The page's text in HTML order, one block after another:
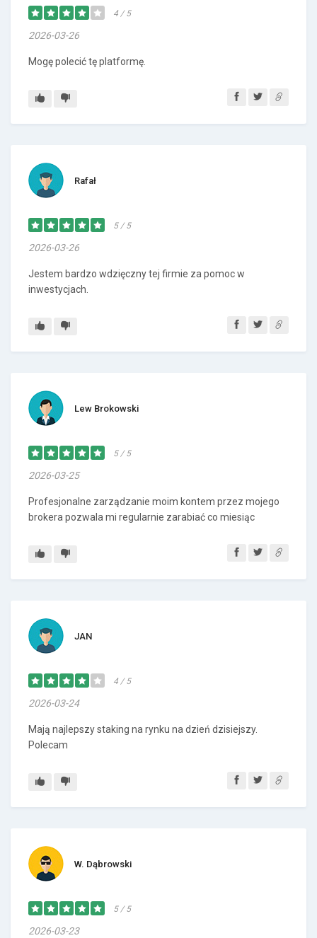
4 / 5
2026-03-26
Mogę polecić tę platformę.
Rafał
5 / 5
2026-03-26
Jestem bardzo wdzięczny tej firmie za pomoc w
inwestycjach.
Lew Brokowski
5 / 5
2026-03-25
Profesjonalne zarządzanie moim kontem przez mojego
brokera pozwala mi regularnie zarabiać co miesiąc
JAN
4 / 5
2026-03-24
Mają najlepszy staking na rynku na dzień dzisiejszy.
Polecam
W. Dąbrowski
5 / 5
2026-03-23